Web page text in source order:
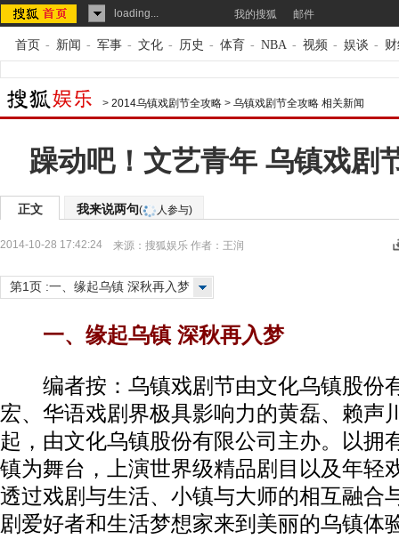
loading... 我的搜狐 邮件
首页 - 新闻 - 军事 - 文化 - 历史 - 体育 - NBA - 视频 - 娱谈 -
> 2014乌镇戏剧节全攻略 > 乌镇戏剧节全攻略 相关新闻
躁动吧！文艺青年 乌镇戏剧
正文 我来说两句( 人参与)
2014-10-28 17:42:24 来源： 搜狐娱乐 作者：王润
第1页 :一、缘起乌镇 深秋再入梦
一、缘起乌镇 深秋再入梦
编者按：乌镇戏剧节由文化乌镇股份
宏、华语戏剧界极具影响力的黄磊、赖声
起，由文化乌镇股份有限公司主办。以拥
镇为舞台，上演世界级精品剧目以及年轻
透过戏剧与生活、小镇与大师的相互融合
剧爱好者和生活梦想家来到美丽的乌镇体